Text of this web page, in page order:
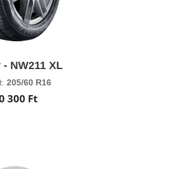
NW211 XL
205/60 R16
300 Ft